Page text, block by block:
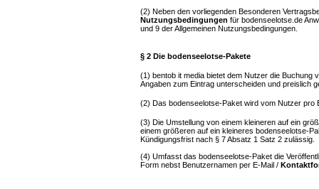
(2) Neben den vorliegenden Besonderen
Nutzungsbedingungen für bodenseelotse.de
und 9 der Allgemeinen Nutzungsbedingungen.
§ 2 Die bodenseelotse-Pakete
(1) bentob it media bietet dem Nutzer die Buchung
Angaben zum Eintrag unterscheiden und preislich
(2) Das bodenseelotse-Paket wird vom Nutzer pro
(3) Die Umstellung von einem kleineren auf ein
einem größeren auf ein kleineres bodenseelotse-
Kündigungsfrist nach § 7 Absatz 1 Satz 2 zulässig.
(4) Umfasst das bodenseelotse-Paket die
Form nebst Benutzernamen per E-Mail /